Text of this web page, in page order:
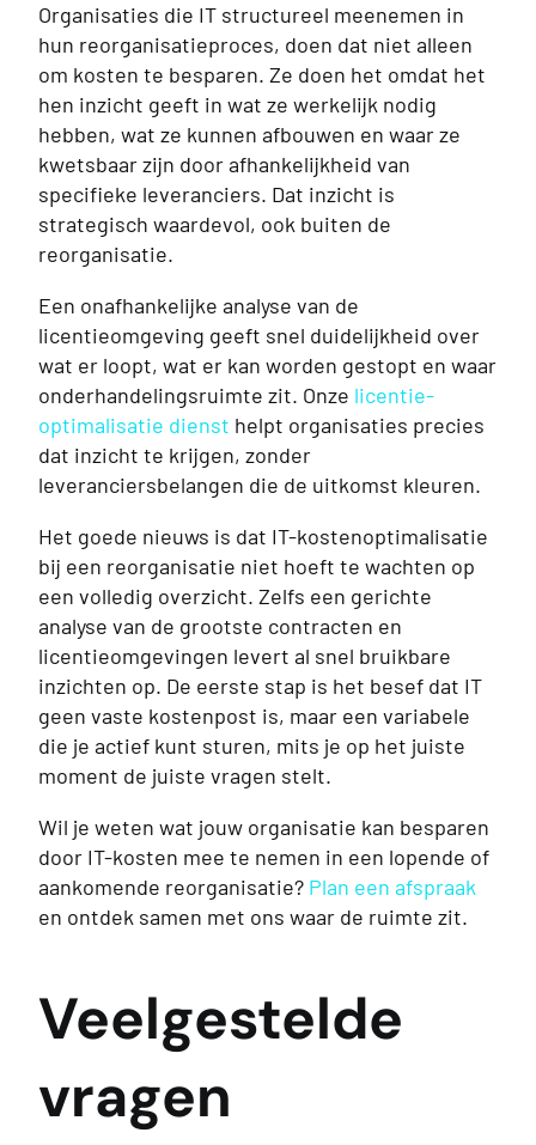
Organisaties die IT structureel meenemen in
hun reorganisatieproces, doen dat niet alleen
om kosten te besparen. Ze doen het omdat het
hen inzicht geeft in wat ze werkelijk nodig
hebben, wat ze kunnen afbouwen en waar ze
kwetsbaar zijn door afhankelijkheid van
specifieke leveranciers. Dat inzicht is
strategisch waardevol, ook buiten de
reorganisatie.
Een onafhankelijke analyse van de
licentieomgeving geeft snel duidelijkheid over
wat er loopt, wat er kan worden gestopt en waar
onderhandelingsruimte zit. Onze licentie-
optimalisatie dienst helpt organisaties precies
dat inzicht te krijgen, zonder
leveranciersbelangen die de uitkomst kleuren.
Het goede nieuws is dat IT-kostenoptimalisatie
bij een reorganisatie niet hoeft te wachten op
een volledig overzicht. Zelfs een gerichte
analyse van de grootste contracten en
licentieomgevingen levert al snel bruikbare
inzichten op. De eerste stap is het besef dat IT
geen vaste kostenpost is, maar een variabele
die je actief kunt sturen, mits je op het juiste
moment de juiste vragen stelt.
Wil je weten wat jouw organisatie kan besparen
door IT-kosten mee te nemen in een lopende of
aankomende reorganisatie? Plan een afspraak
en ontdek samen met ons waar de ruimte zit.
Veelgestelde
vragen